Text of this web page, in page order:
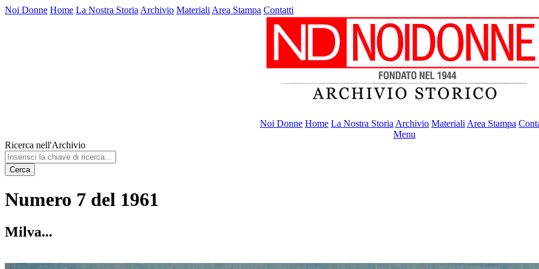
Noi Donne Home La Nostra Storia Archivio Materiali Area Stampa Contatti
Noi Donne Home La Nostra Storia Archivio Materiali Area Stampa
Menu
Ricerca nell'Archivio
Cerca
Numero 7 del 1961
Milva...